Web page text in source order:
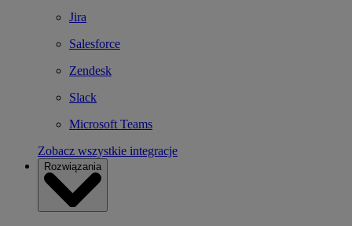
Jira
Salesforce
Zendesk
Slack
Microsoft Teams
Zobacz wszystkie integracje
Rozwiązania